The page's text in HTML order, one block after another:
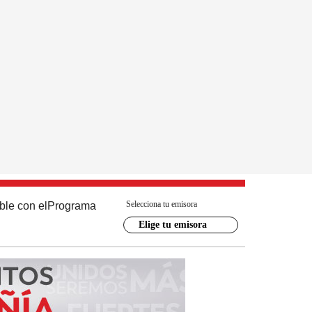
con el Programa Selecciona tu emisora
Elige tu emisora